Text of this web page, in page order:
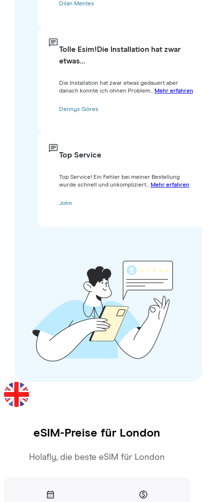
Dilan Mentes
Tolle Esim!Die Installation hat zwar
etwas…
Die Installation hat zwar etwas gedauert aber
danach konnte ich ohnen Problem... Mehr erfahren
Dennys Göres
Top Service
Top Service! Ein Fehler bei meiner Bestellung
wurde schnell und unkompliziert... Mehr erfahren
John
eSIM-Preise für London
Holafly, die beste eSIM für London